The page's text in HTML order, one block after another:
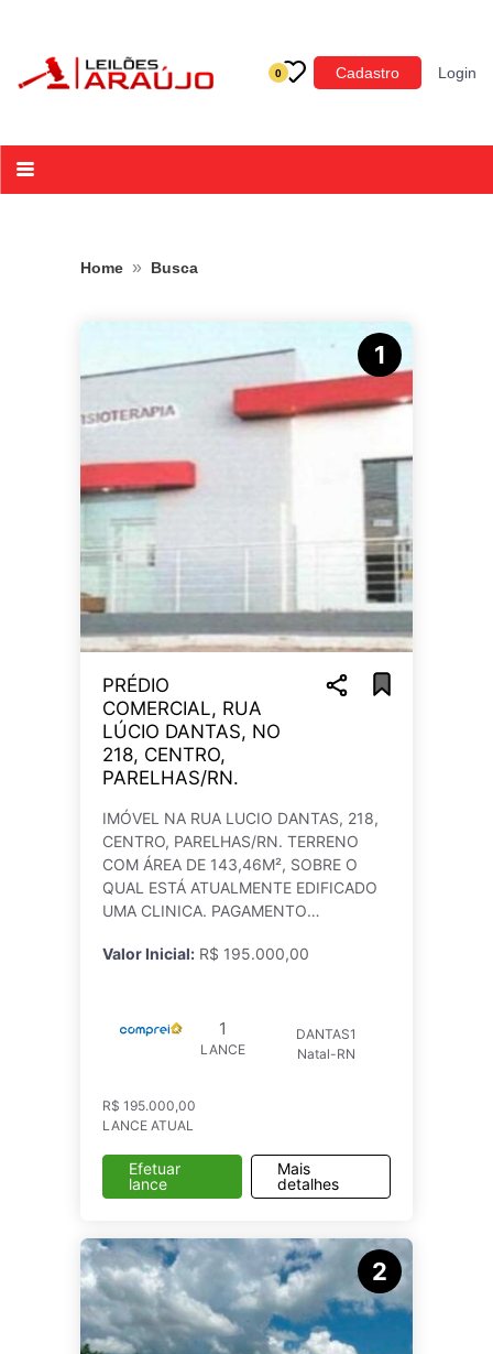
0 Cadastro Login
Categoria
Acessórios para Veículos
Home » Busca
1
PRÉDIO
COMERCIAL, RUA
LÚCIO DANTAS, NO
218, CENTRO,
PARELHAS/RN.
IMÓVEL NA RUA LUCIO DANTAS, 218,
CENTRO, PARELHAS/RN. TERRENO
COM ÁREA DE 143,46M², SOBRE O
QUAL ESTÁ ATUALMENTE EDIFICADO
UMA CLINICA. PAGAMENTO
RESTANTE EM 59 PARCELAS. Registre
Valor Inicial: R$ 195.000,00
1
LANCE
DANTAS1
Natal-RN
R$ 195.000,00
LANCE ATUAL
Efetuar
lance
Mais
detalhes
2